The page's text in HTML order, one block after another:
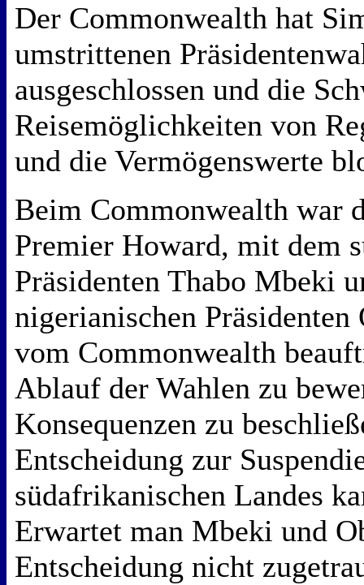
Der Commonwealth hat
umstrittenen
ausgeschlossen und die
Reisemöglichkeiten von
und die Vermögenswerte
Beim Commonwealth war
Premier Howard, mit dem
Präsidenten Thabo Mbeki
nigerianischen Präsidenten
vom Commonwealth
Ablauf der Wahlen zu
Konsequenzen zu
Entscheidung zur
südafrikanischen Landes
Erwartet man Mbeki und
Entscheidung nicht